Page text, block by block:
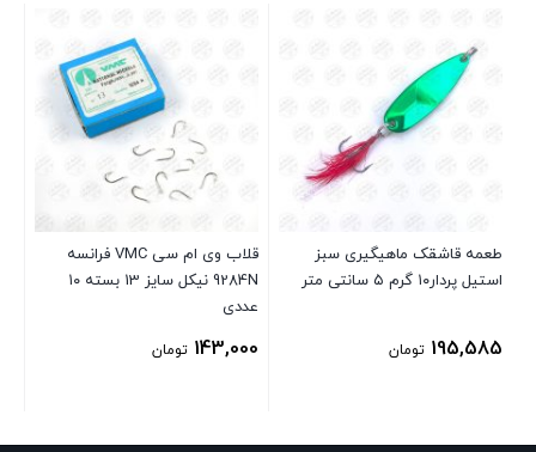
طعمه قاشقک ماهیگیری سبز
استیل پردار۱۰ گرم ۵ سانتی متر
195,585 تومان
قلاب وی ام سی VMC فرانسه
9284N نیکل سایز 13 بسته ۱۰
عددی
143,000 تومان